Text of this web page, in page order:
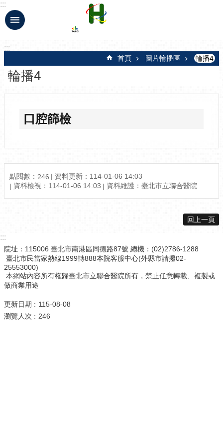
跳到主要內容區塊
:::
:::
首頁 圖片輪播區 輪播4
輪播4
口腔篩檢
點閱數： 246
資料更新：114-01-06 14:03
資料檢視：114-01-06 14:03
資料維護：臺北市立聯合醫院
回上一頁
:::
院址：115006 臺北市南港區同德路87號 總機：(02)2786-1288
臺北市民當家熱線1999轉888本院客服中心(外縣市請撥02-
25553000)
本網站內容所有權歸臺北市立聯合醫院所有，禁止任意轉載、複製或
做商業用途
更新日期
115-08-08
瀏覽人次
246